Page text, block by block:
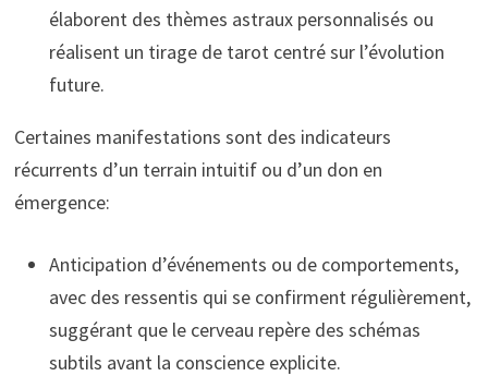
élaborent des thèmes astraux personnalisés ou
réalisent un tirage de tarot centré sur l’évolution
future.
Certaines manifestations sont des indicateurs
récurrents d’un terrain intuitif ou d’un don en
émergence:
Anticipation d’événements ou de comportements,
avec des ressentis qui se confirment régulièrement,
suggérant que le cerveau repère des schémas
subtils avant la conscience explicite.